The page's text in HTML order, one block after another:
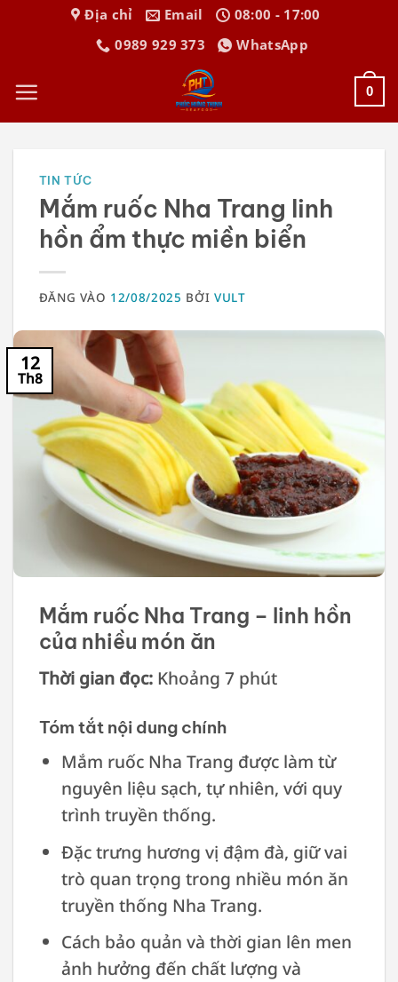
dung
Địa chỉ Email
08:00 - 17:00
0989 929 373
WhatsApp
0
TIN TỨC
Mắm ruốc Nha Trang linh
hồn ẩm thực miền biển
ĐĂNG VÀO 12/08/2025 BỞI VULT
12
Th8
Mắm ruốc Nha Trang – linh hồn
của nhiều món ăn
Thời gian đọc:Khoảng 7 phút
Tóm tắt nội dung chính
Mắm ruốc Nha Trang được làm từ
nguyên liệu sạch, tự nhiên, với quy
trình truyền thống.
Đặc trưng hương vị đậm đà, giữ vai
trò quan trọng trong nhiều món ăn
truyền thống Nha Trang.
Cách bảo quản và thời gian lên men
ảnh hưởng đến chất lượng và